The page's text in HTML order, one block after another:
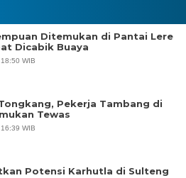
Ditemukan di Pantai Lere
Dicabik Buaya
WIB
Pekerja Tambang di
Tewas
WIB
Potensi Karhutla di Sulteng